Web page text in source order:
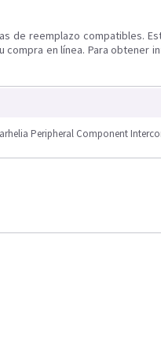
de reemplazo compatibles.
en línea. Para obtener
Peripheral Component